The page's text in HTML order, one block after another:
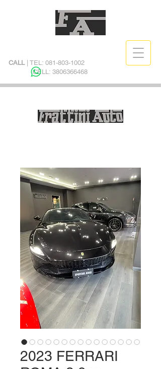
CALL| TEL: 081-803-1002
CELL: 3806366468
2023 FERRARI